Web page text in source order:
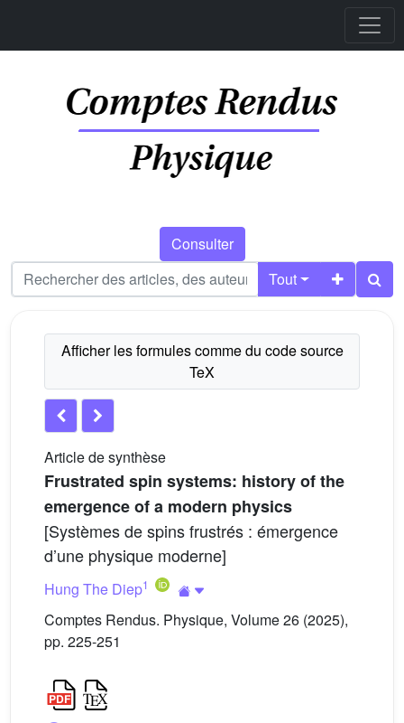
Consulter
Tout
Article de synthèse
Frustrated spin systems: history of the
emergence of a modern physics
[Systèmes de spins frustrés : émergence
d’une physique moderne]
Hung The Diep1
Comptes Rendus. Physique, Volume 26 (2025),
pp. 225-251